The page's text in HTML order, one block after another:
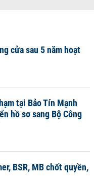
cửa sau 5 năm hoạt
tại Bảo Tín Mạnh
hồ sơ sang Bộ Công
BSR, MB chốt quyền,